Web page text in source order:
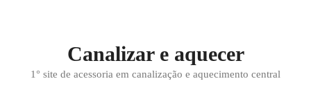
Canalizar e aquecer
1° site de acessoria em canalização e aquecimento central